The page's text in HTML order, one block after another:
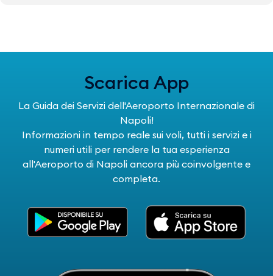
Scarica App
La Guida dei Servizi dell'Aeroporto Internazionale di
Napoli!
Informazioni in tempo reale sui voli, tutti i servizi e i
numeri utili per rendere la tua esperienza
all'Aeroporto di Napoli ancora più coinvolgente e
completa.